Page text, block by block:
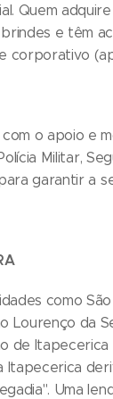
Quem
e têm
corporativo
o apoio e
Militar,
garantir a
como São
Lourenço da
de Itapecerica
Itapecerica
Uma